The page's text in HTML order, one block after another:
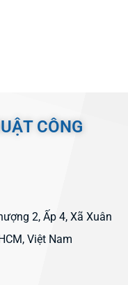
CÔNG
2, Ấp 4, Xã Xuân
Việt Nam